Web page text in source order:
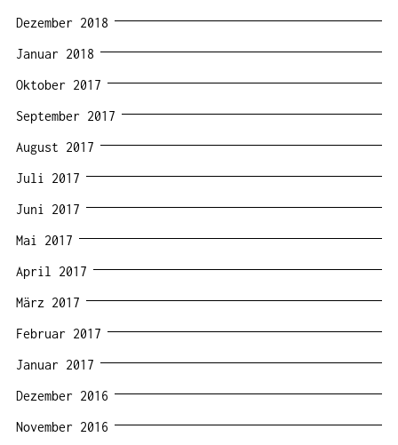
Dezember 2018
Januar 2018
Oktober 2017
September 2017
August 2017
Juli 2017
Juni 2017
Mai 2017
April 2017
März 2017
Februar 2017
Januar 2017
Dezember 2016
November 2016